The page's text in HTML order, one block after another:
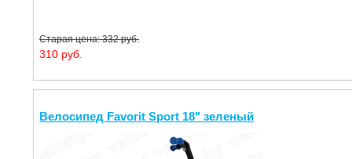
Старая цена: 332 руб.
310 руб.
Велосипед Favorit Sport 18" зеленый